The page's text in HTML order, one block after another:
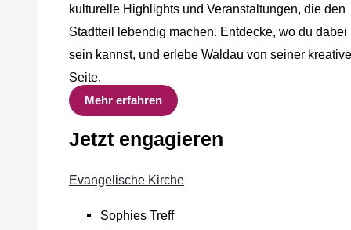
kulturelle Highlights und Veranstaltungen, die den
Stadtteil lebendig machen. Entdecke, wo du dabei
sein kannst, und erlebe Waldau von seiner
Seite.
Mehr erfahren
Jetzt engagieren
Evangelische Kirche
Sophies Treff